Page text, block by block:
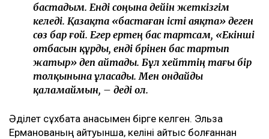
бастадым. Енді соңына дейін жеткізгім
келеді. Қазақта «бастаған істі аяқта» деген
сөз бар ғой. Егер ертең бас тартсам, «Екінші
отбасын құрды, енді бәрінен бас тартып
жатыр» деп айтады. Бұл хейттің тағы бір
толқынына ұласады. Мен ондайды
қаламаймын, – деді ол.
Әділет сұхбатқа анасымен бірге келген. Эльза
Ерманованың айтуынша, келіні қайтыс болғаннан